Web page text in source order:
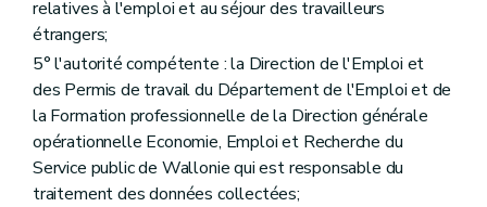
relatives à l'emploi et au séjour des travailleurs
étrangers;
5° l'autorité compétente : la Direction de l'Emploi et
des Permis de travail du Département de l'Emploi et de
la Formation professionnelle de la Direction générale
opérationnelle Economie, Emploi et Recherche du
Service public de Wallonie qui est responsable du
traitement des données collectées;